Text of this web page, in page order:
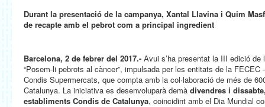
Durant la presentació de la campanya, Xantal Llavina i Quim
de recapte amb el pebrot com a principal ingredient
Barcelona, 2 de febrer del 2017.- Avui s’ha presentat la III edició de
“Posem-li pebrots al càncer”, impulsada per les entitats de la FECEC
Condis Supermercats, que compta amb la col·laboració de més de
Catalunya. La iniciativa es desenvoluparà demà divendres i
establiments Condis de Catalunya, coincidint amb el Dia Mundial